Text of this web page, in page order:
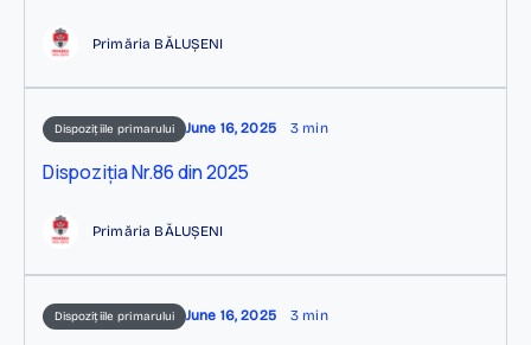
Primăria BĂLUȘENI
Dispozițiile primarului June 16, 2025 3 min
Dispoziția Nr.86 din 2025
Primăria BĂLUȘENI
Dispozițiile primarului June 16, 2025 3 min